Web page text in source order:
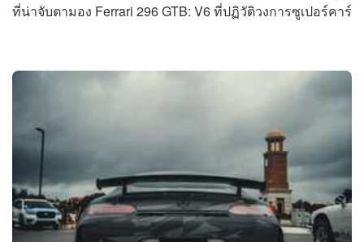
ที่น่าจับตามอง Ferrari 296 GTB: V6 ที่ปฏิวัติวงการซูเปอร์คาร์